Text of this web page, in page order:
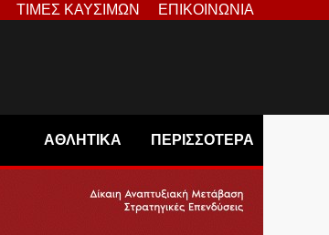
ΤΙΜΕΣ ΚΑΥΣΙΜΩΝ ΕΠΙΚΟΙΝΩΝΙΑ
ΑΘΛΗΤΙΚΑ ΠΕΡΙΣΣΟΤΕΡΑ